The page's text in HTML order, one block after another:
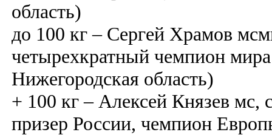
область)
до 100 кг – Сергей Храмов
четырехкратный чемпион
Нижегородская область)
+ 100 кг – Алексей Князев мс,
призер России, чемпион